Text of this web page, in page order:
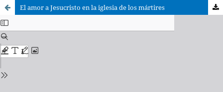
El amor a Jesucristo en la iglesia de los mártires